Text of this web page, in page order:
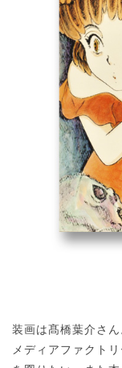
装画は髙橋葉介さん
メディアファクト